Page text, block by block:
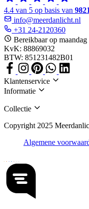
4.4 van 5 op basis van
info@meerdanlicht.nl
+31 24-2120360
Bereikbaar op
KvK: 88869032
BTW: 851231482B01
Klantenservice
Informatie
Collectie
Copyright 2025
Algemene